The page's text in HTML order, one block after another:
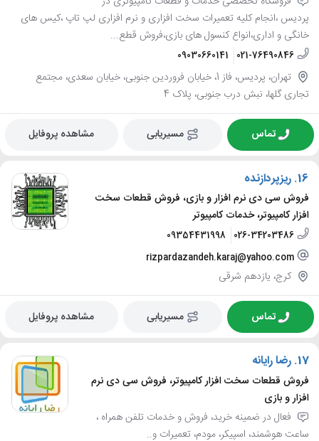
پردیس ،انجام کلیه تعمیرات سخت افزاری و نرم افزاری لپ تاپ ،کیس های
خانگی و اداری،انواع کنسول های بازی،فروش قطع...
021-76490846
09030660141
تهران، پردیس، فاز 1، خیابان فروردین جنوبی، خیابان سعدی، مجتمع
تجاری گلها، نبش درب جنوبی، پلاک 4
تماس مسیریابی مشاهده پروفایل
16. ریزپردازنده
فروش سی دی نرم افزار و بازی، فروش قطعات سخت
افزار کامپیوتر، خدمات کامپیوتر
026-34203486
09354431998
rizpardazandeh.karaj@yahoo.com
کرج، یازدهم شرقی
تماس مسیریابی مشاهده پروفایل
17. رضا رایانه
فروش قطعات سخت افزار کامپیوتر، فروش سی دی نرم
افزار و بازی
فعال در ضمینه خرید، فروش و خدمات تلفن همراه ،
ساعت هوشمند، اسپیکر، مودم، تعمیرات و..